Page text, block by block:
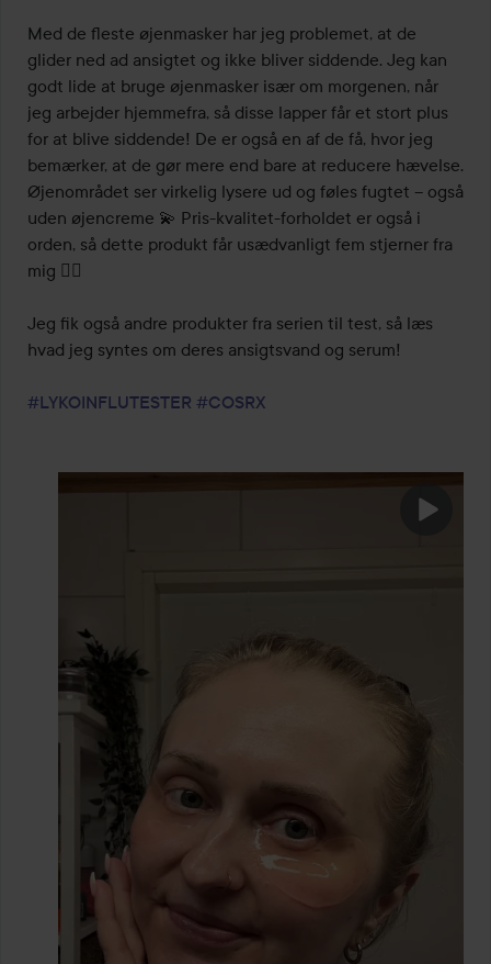
Med de fleste øjenmasker har jeg problemet, at de
glider ned ad ansigtet og ikke bliver siddende. Jeg kan
godt lide at bruge øjenmasker især om morgenen, når
jeg arbejder hjemmefra, så disse lapper får et stort plus
for at blive siddende! De er også en af de få, hvor jeg
bemærker, at de gør mere end bare at reducere hævelse.
Øjenområdet ser virkelig lysere ud og føles fugtet – også
uden øjencreme 💫 Pris-kvalitet-forholdet er også i
orden, så dette produkt får usædvanligt fem stjerner fra
mig 👌🏼
Jeg fik også andre produkter fra serien til test, så læs
hvad jeg syntes om deres ansigtsvand og serum!
#LYKOINFLUTESTER #COSRX